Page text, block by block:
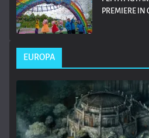
PREMIERE IN
EUROPA